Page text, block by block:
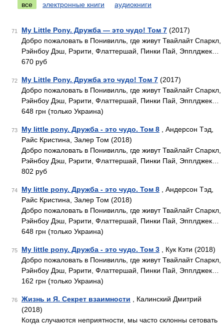
все
электронные книги аудиокниги
71 My Little Pony. Дружба — это чудо! Том 7 (2017)
Добро пожаловать в Понивилль, где живут Твайлайт Спаркл,
Рэйнбоу Дэш, Рэрити, Флаттершай, Пинки Пай, Эпплджек…
670 руб
72 My Little Pony. Дружба это чудо! Том 7 (2017)
Добро пожаловать в Понивилль, где живут Твайлайт Спаркл,
Рэйнбоу Дэш, Рэрити, Флаттершай, Пинки Пай, Эпплджек…
648 грн (только Украина)
73 My little pony. Дружба - это чудо. Том 8 , Андерсон Тэд,
Райс Кристина, Залер Том (2018)
Добро пожаловать в Понивилль, где живут Твайлайт Спаркл,
Рэйнбоу Дэш, Рэрити, Флаттершай, Пинки Пай, Эпплджек…
802 руб
74 My little pony. Дружба - это чудо. Том 8 , Андерсон Тэд,
Райс Кристина, Залер Том (2018)
Добро пожаловать в Понивилль, где живут Твайлайт Спаркл,
Рэйнбоу Дэш, Рэрити, Флаттершай, Пинки Пай, Эпплджек…
648 грн (только Украина)
75 My little pony. Дружба - это чудо. Том 3 , Кук Кэти (2018)
Добро пожаловать в Понивилль, где живут Твайлайт Спаркл,
Рэйнбоу Дэш, Рэрити, Флаттершай, Пинки Пай, Эпплджек…
162 грн (только Украина)
76 Жизнь и Я. Секрет взаимности , Калинский Дмитрий
(2018)
Когда случаются неприятности, мы часто склонны сетовать